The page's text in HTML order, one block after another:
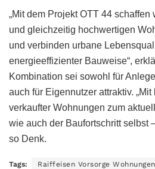
„Mit dem Projekt OTT 44
und gleichzeitig hochwertigen
und verbinden urbane
energieeffizienter Bauweise“,
Kombination sei sowohl für
auch für Eigennutzer attraktiv.
verkaufter Wohnungen zum
wie auch der Baufortschritt selbst
so Denk.
Tags: Raiffeisen Vorsorge Wohnungen